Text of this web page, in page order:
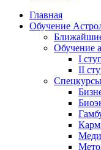
Главная
Обучение
Обучение
I
II